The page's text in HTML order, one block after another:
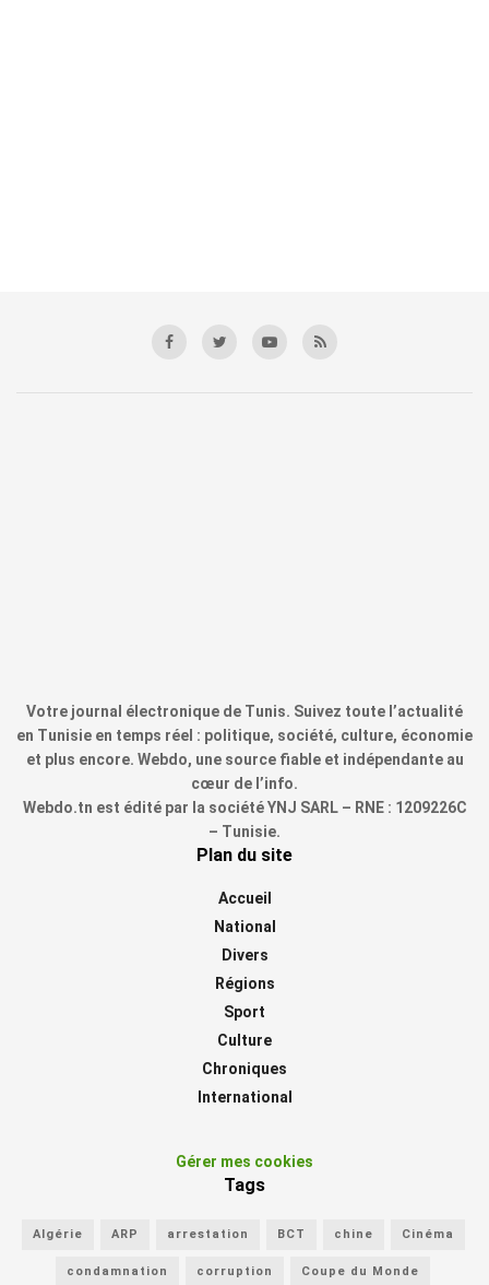
Votre journal électronique de Tunis. Suivez toute l’actualité
en Tunisie en temps réel : politique, société, culture, économie
et plus encore. Webdo, une source fiable et indépendante au
cœur de l’info.
Webdo.tn est édité par la société YNJ SARL – RNE : 1209226C
– Tunisie.
Plan du site
Accueil
National
Divers
Régions
Sport
Culture
Chroniques
International
Gérer mes cookies
Tags
Algérie ARP arrestation BCT chine Cinéma
condamnation corruption Coupe du Monde